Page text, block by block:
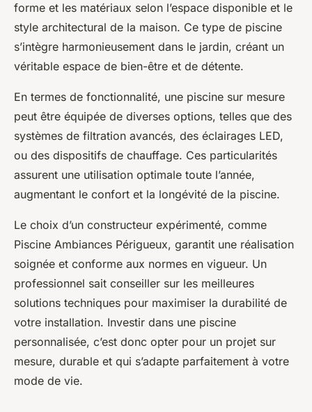
forme et les matériaux selon l’espace disponible et le
style architectural de la maison. Ce type de piscine
s’intègre harmonieusement dans le jardin, créant un
véritable espace de bien-être et de détente.
En termes de fonctionnalité, une piscine sur mesure
peut être équipée de diverses options, telles que des
systèmes de filtration avancés, des éclairages LED,
ou des dispositifs de chauffage. Ces particularités
assurent une utilisation optimale toute l’année,
augmentant le confort et la longévité de la piscine.
Le choix d’un constructeur expérimenté, comme
Piscine Ambiances Périgueux, garantit une réalisation
soignée et conforme aux normes en vigueur. Un
professionnel sait conseiller sur les meilleures
solutions techniques pour maximiser la durabilité de
votre installation. Investir dans une piscine
personnalisée, c’est donc opter pour un projet sur
mesure, durable et qui s’adapte parfaitement à votre
mode de vie.